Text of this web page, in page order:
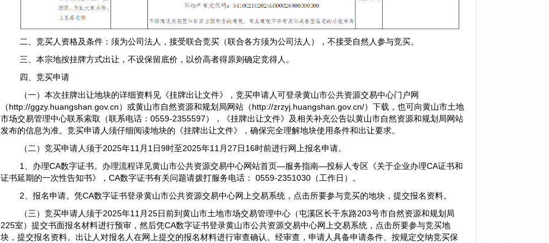
二、竞买人资格及条件：须为公司法人，接受联合竞买（联合各方须为公司法人），不接受自然人参与竞买。
三、本宗地按挂牌方式出让，不设保留底价，以价高者得原则确定竞得人。
四、竞买申请
（一）本次挂牌出让地块的详细资料见《挂牌出让文件》，竞买申请人可登录黄山市公共资源交易中心门户网
（http://ggzy.huangshan.gov.cn）或黄山市自然资源和规划局网站（http://zrzyj.huangshan.gov.cn/）下载，也可向黄山市土地
市场交易管理中心联系索取（联系电话：0559-2355597），《挂牌出让文件》及相关补充公告以黄山市自然资源和规划局网站
发布的信息为准。竞买申请人须仔细阅读地块的《挂牌出让文件》，确保完全理解地块使用条件和出让要求。
（二）竞买申请人须于2025年11月1日9时至2025年11月27日16时前进行网上报名申请。
1、办理CA数字证书。办理流程详见黄山市公共资源交易中心网站首页—服务指南—投标人专区《关于企业办理CA证书和
证书延期的一次性告知书》，CA数字证书有关问题请拨打服务电话： 0559-2351030（工作日）。
2、报名申请。凭CA数字证书登录黄山市公共资源交易中心网上交易系统，点击所要参与竞买的地块，提交报名资料。
（三）竞买申请人须于2025年11月25日前到黄山市土地市场交易管理中心（屯溪区长干东路203号市自然资源和规划局
225室）提交书面报名材料进行预审，然后凭CA数字证书登录黄山市公共资源交易中心网上交易系统，点击所要参与竞买地
块，提交报名资料。出让人对报名人在网上提交的报名材料进行审查确认。经审查，申请人具备申请条件、按规定交纳竞买保